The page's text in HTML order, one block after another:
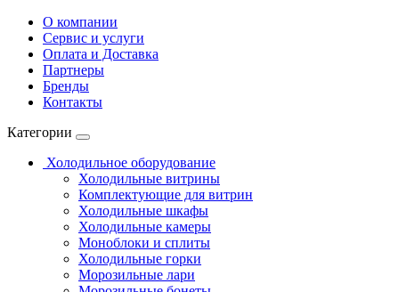
О компании
Сервис и услуги
Оплата и Доставка
Партнеры
Бренды
Контакты
Категории
Холодильное оборудование
Холодильные витрины
Комплектующие для витрин
Холодильные шкафы
Холодильные камеры
Моноблоки и сплиты
Холодильные горки
Морозильные лари